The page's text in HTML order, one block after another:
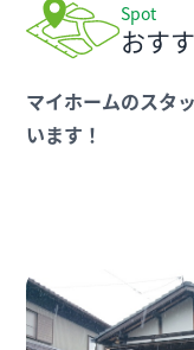
おす
Spot
マイホームのスタ
います！